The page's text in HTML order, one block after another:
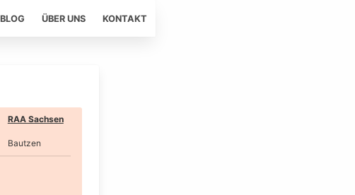
BLOG ÜBER UNS KONTAKT
RAA Sachsen
Bautzen